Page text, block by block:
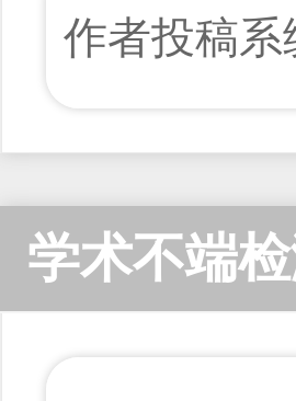
作者投稿系
学术不端检